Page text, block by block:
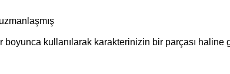
kullanılarak karakterinizin bir parçası